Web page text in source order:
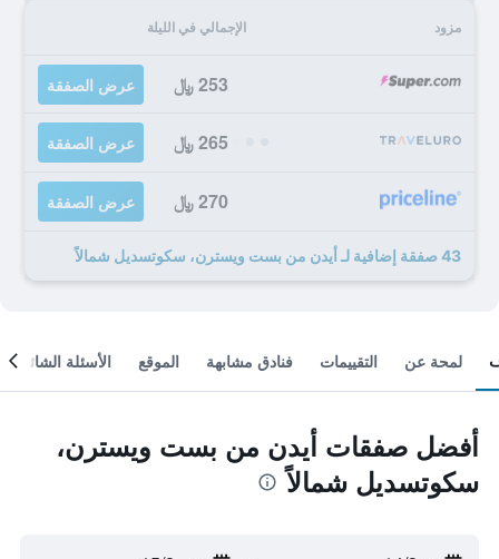
مزود الإجمالي في الليلة
253 ﷼ عرض الصفقة
265 ﷼ عرض الصفقة
270 ﷼ عرض الصفقة
43 صفقة إضافية لـ أيدن من بست ويسترن، سكوتسديل شمالاً
لمحة عن التقييمات فنادق مشابهة الموقع الأسئلة الشائعة
أفضل صفقات أيدن من بست ويسترن،
سكوتسديل شمالاً